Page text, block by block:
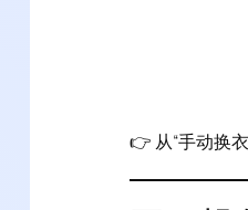
👉 从“手动换